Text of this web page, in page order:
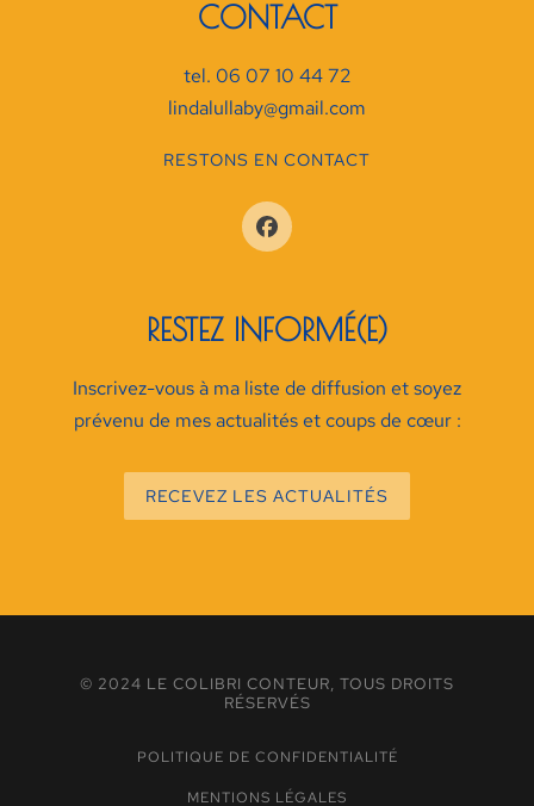
CONTACT
tel. 06 07 10 44 72
lindalullaby@gmail.com
RESTONS EN CONTACT
RESTEZ INFORMÉ(E)
Inscrivez-vous à ma liste de diffusion et soyez
prévenu de mes actualités et coups de cœur :
RECEVEZ LES ACTUALITÉS
© 2024 LE COLIBRI CONTEUR, TOUS DROITS
RÉSERVÉS
POLITIQUE DE CONFIDENTIALITÉ
MENTIONS LÉGALES